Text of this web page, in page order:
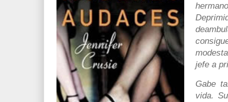
jefe a
Gabe
vida.